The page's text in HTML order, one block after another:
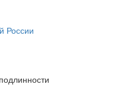
России